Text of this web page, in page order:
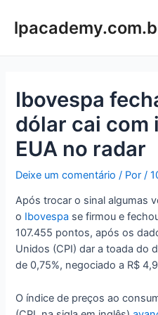
para
Ibovespa
dólar cai com
EUA no radar
Deixe um comentário / Por/
Após trocar o sinal algumas
o Ibovespa se firmou e
107.455 pontos, após os
Unidos (CPI) dar a toada do
de 0,75%, negociado a R$
O índice de preços ao